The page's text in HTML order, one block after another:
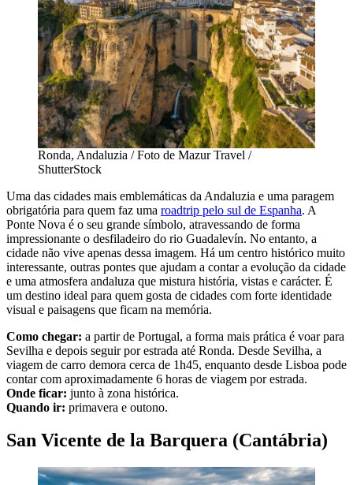
Ronda, Andaluzia / Foto de Mazur Travel /
ShutterStock
Uma das cidades mais emblemáticas da Andaluzia e uma paragem
obrigatória para quem faz uma roadtrip pelo sul de Espanha. A
Ponte Nova é o seu grande símbolo, atravessando de forma
impressionante o desfiladeiro do rio Guadalevín. No entanto, a
cidade não vive apenas dessa imagem. Há um centro histórico muito
interessante, outras pontes que ajudam a contar a evolução da cidade
e uma atmosfera andaluza que mistura história, vistas e carácter. É
um destino ideal para quem gosta de cidades com forte identidade
visual e paisagens que ficam na memória.
Como chegar: a partir de Portugal, a forma mais prática é voar para
Sevilha e depois seguir por estrada até Ronda. Desde Sevilha, a
viagem de carro demora cerca de 1h45, enquanto desde Lisboa pode
contar com aproximadamente 6 horas de viagem por estrada.
Onde ficar: junto à zona histórica.
Quando ir: primavera e outono.
San Vicente de la Barquera (Cantábria)